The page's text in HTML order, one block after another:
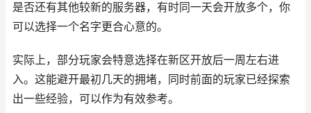
是否还有其他较新的服务器，有时同一天会开放多个，你
可以选择一个名字更合心意的。
实际上，部分玩家会特意选择在新区开放后一周左右进
入。这能避开最初几天的拥堵，同时前面的玩家已经探索
出一些经验，可以作为有效参考。